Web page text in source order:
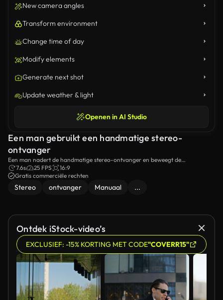
New camera angles
Transform environment
Change time of day
Modify elements
Generate next shot
Update weather & light
Openen in AI Studio
Een man gebruikt een handmatige stereo-
ontvanger
Een man nadert de handmatige stereo-ontvanger en beweegt de
bedieningselementen.
7.6s 25 FPS
16:9
Gratis commerciële rechten
Stereo ontvanger Manuaal ...
Ontdek iStock-video’s
EXCLUSIEF: -15% KORTING MET CODE"COVERR15"